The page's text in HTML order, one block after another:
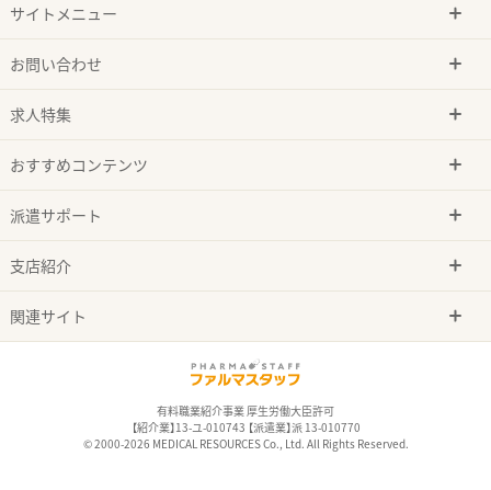
サイトメニュー
お問い合わせ
求人特集
おすすめコンテンツ
派遣サポート
支店紹介
関連サイト
有料職業紹介事業 厚生労働大臣許可
【紹介業】13-ユ-010743 【派遣業】派 13-010770
© 2000-2026 MEDICAL RESOURCES Co., Ltd. All Rights Reserved.